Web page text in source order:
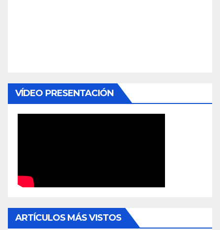
VÍDEO PRESENTACIÓN
ARTÍCULOS MÁS VISTOS